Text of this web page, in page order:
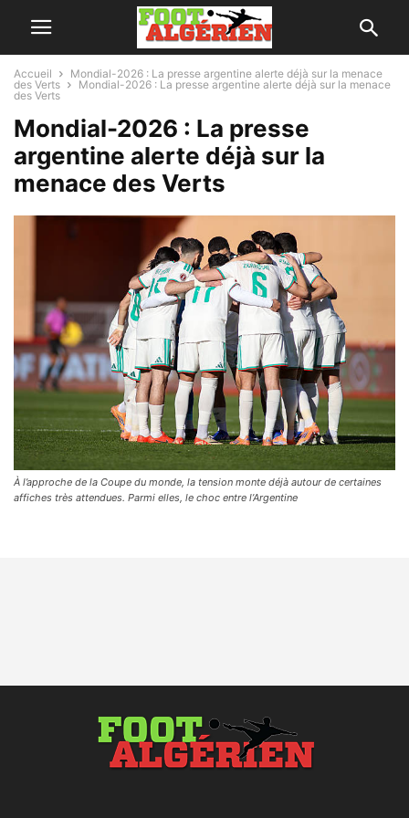
Accueil
Mondial-2026 : La presse argentine alerte déjà sur la menace
des Verts
Mondial-2026 : La presse argentine alerte déjà sur la menace
des Verts
Mondial-2026 : La presse
argentine alerte déjà sur la
menace des Verts
À l’approche de la Coupe du monde, la tension monte déjà autour de certaines
affiches très attendues. Parmi elles, le choc entre l’Argentine